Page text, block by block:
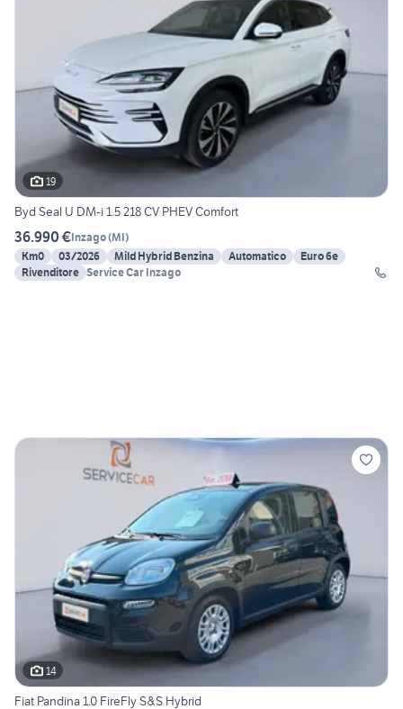
19
Byd Seal U DM-i 1.5 218 CV PHEV Comfort
36.990 €Inzago(MI)
Km0
03/2026 Mild Hybrid Benzina Automatico
Euro 6e
Rivenditore Service Car Inzago
14
Fiat Pandina 1.0 FireFly S&S Hybrid